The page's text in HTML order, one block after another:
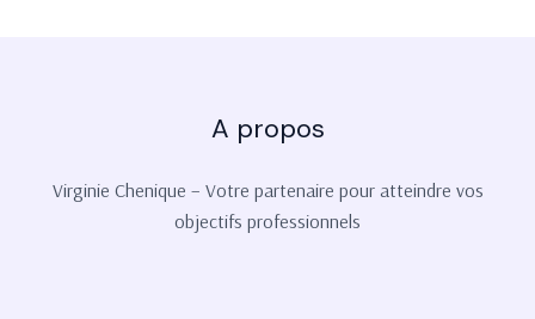
A propos
Virginie Chenique – Votre partenaire pour atteindre vos
objectifs professionnels